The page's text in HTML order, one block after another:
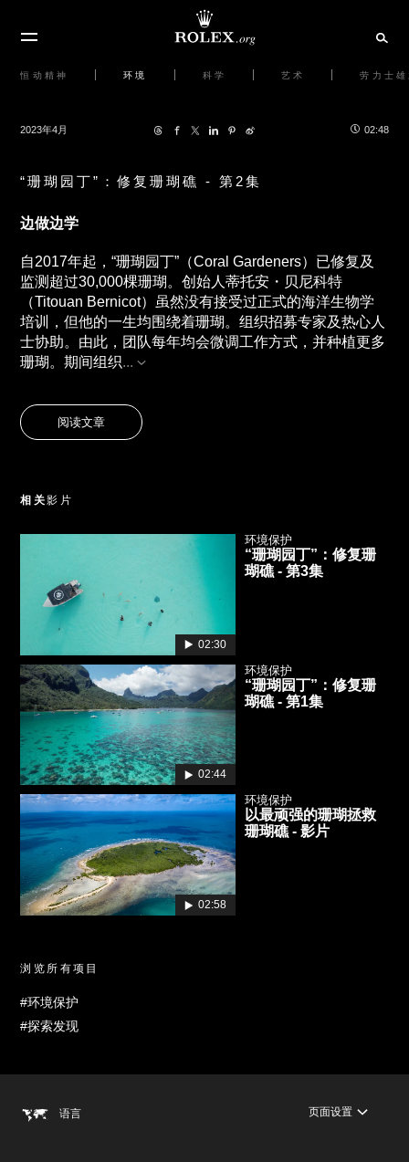
恒动精神 环境 科学 艺术 劳力士
2023年4月 02:48
“珊瑚园丁”：修复珊瑚礁 - 第2集
边做边学
自2017年起，“珊瑚园丁”（Coral Gardeners）已修复及
监测超过30,000棵珊瑚。创始人蒂托安・贝尼科特
（Titouan Bernicot）虽然没有接受过正式的海洋生物学
培训，但他的一生均围绕着珊瑚。组织招募专家及热心人
士协助。由此，团队每年均会微调工作方式，并种植更多
珊瑚。期间组织...
阅读文章
相关影片
02:30
环境保护
“珊瑚园丁”：修复珊
瑚礁 - 第3集
02:44
环境保护
“珊瑚园丁”：修复珊
瑚礁 - 第1集
02:58
环境保护
以最顽强的珊瑚拯救
珊瑚礁 - 影片
浏览所有项目
#环境保护
#探索发现
语言 页面设置